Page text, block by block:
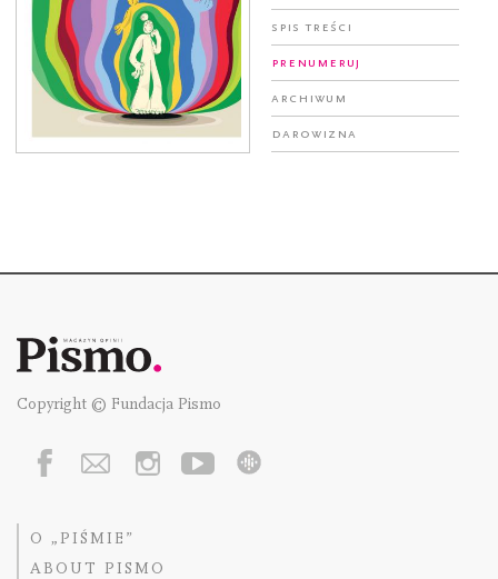
Spis treści
Prenumeruj
Archiwum
Darowizna
Copyright © Fundacja Pismo
O „PIŚMIE”
ABOUT PISMO